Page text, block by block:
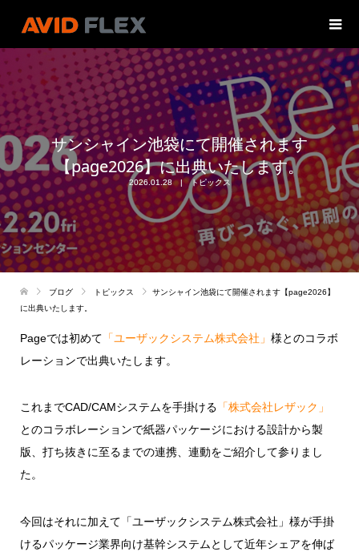
サンシャイン池袋にて開催されます
【page2026】に出典いたします。
2026.01.28 トピックス
ブログ トピックス
サンシャイン池袋にて開催されます【page2026】
に出典いたします。
Pageでは初めて 「ユーザックシステム株式会社」 様とのコラボ
レーションで出典いたします。
これまでCAD/CAMシステムを手掛ける 「株式会社レザック」
とのコラボレーションで紙器パッケージにおける設計から製
版、打ち抜きに至るまでの連携、連動をご紹介して参りまし
た。
今回はそれに加えて「ユーザックシステム株式会社」様が手掛
けるパッケージ業界向け基幹システムとして近年シェアを伸ば